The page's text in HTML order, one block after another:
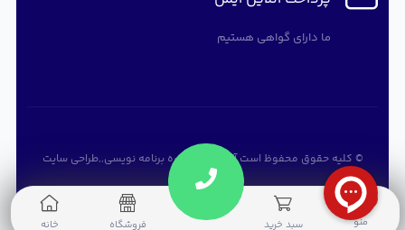
ما دارای گواهی هستیم
© کلیه حقوق محفوظ استآرته سافت دوره برنامه نویسی,,طراحی سایت
منو
0
سبد خرید فروشگاه خانه